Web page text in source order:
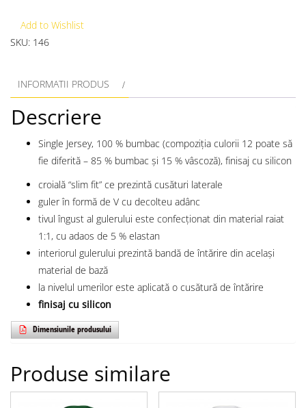
Add to Wishlist
SKU: 146
INFORMATII PRODUS
Descriere
Single Jersey, 100 % bumbac (compoziţia culorii 12 poate să
fie diferită – 85 % bumbac şi 15 % vâscoză), finisaj cu silicon
croială “slim fit” ce prezintă cusături laterale
guler în formă de V cu decolteu adânc
tivul îngust al gulerului este confecționat din material raiat
1:1, cu adaos de 5 % elastan
interiorul gulerului prezintă bandă de întărire din același
material de bază
la nivelul umerilor este aplicată o cusătură de întărire
finisaj cu silicon
Dimensiunile produsului
Produse similare